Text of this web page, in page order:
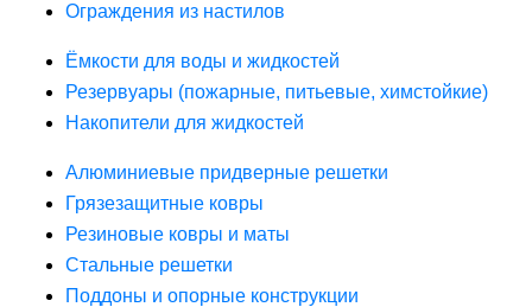
Ограждения из настилов
Ёмкости для воды и жидкостей
Резервуары (пожарные, питьевые, химстойкие)
Накопители для жидкостей
Алюминиевые придверные решетки
Грязезащитные ковры
Резиновые ковры и маты
Стальные решетки
Поддоны и опорные конструкции